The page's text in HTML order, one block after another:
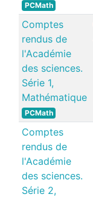
PCMath
Comptes
rendus de
l'Académie
des sciences.
Série 1,
Mathématique
PCMath
Comptes
rendus de
l'Académie
des sciences.
Série 2,